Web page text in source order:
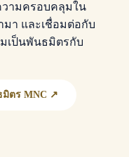
วามครอบคลุมใน
มา และเชื่อมต่อกับ
เป็นพันธมิตรกับ
ตร MNC ↗